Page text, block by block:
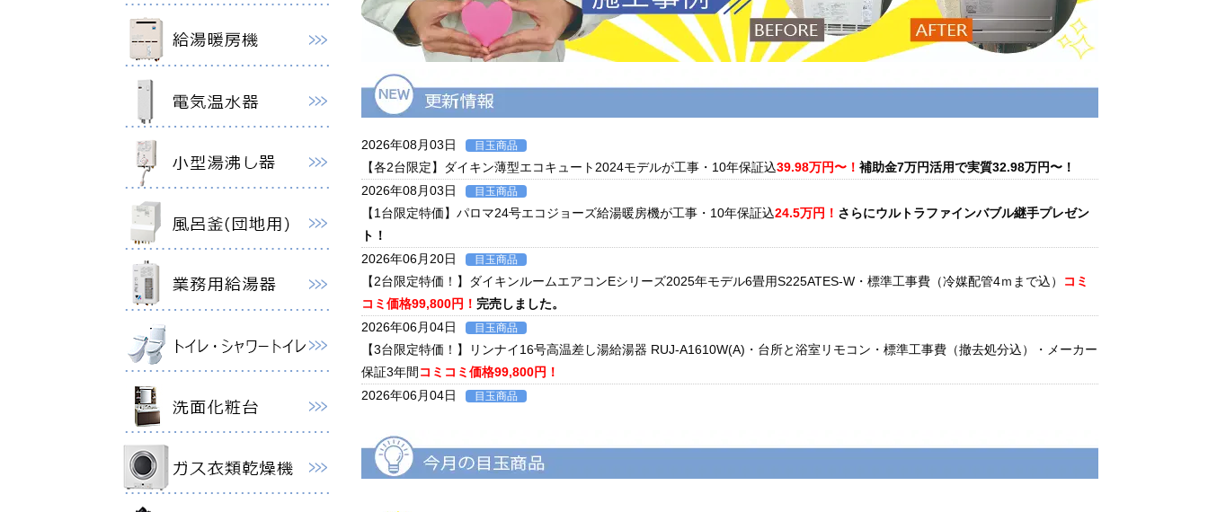
2026年08月03日 目玉商品
【各2台限定】ダイキン薄型エコキュート2024モデルが工事・10年保証込39.98万円〜！ 補助金7万円活用で実質32.98万円〜！
2026年08月03日
目玉商品
【1台限定特価】パロマ24号エコジョーズ給湯暖房機が工事・10年保証込24.5万円！ さらにウルトラファインバブル継手プレゼン
ト！
2026年06月20日
目玉商品
【2台限定特価！】ダイキンルームエアコンEシリーズ2025年モデル6畳用S225ATES-W・標準工事費（冷媒配管4ｍまで込）
コミ
コミ価格99,800円！ 完売しました。
2026年06月04日
目玉商品
【3台限定特価！】リンナイ16号高温差し湯給湯器 RUJ-A1610W(A)・台所と浴室リモコン・標準工事費（撤去処分込）・メーカー
保証3年間 コミコミ価格99,800円！
2026年06月04日
目玉商品
5年保証付き
2026年06月02日
キャンペーン
クキャンペーン2026第2弾。キャンペーン期間：2026年6月1日～12月18日まで